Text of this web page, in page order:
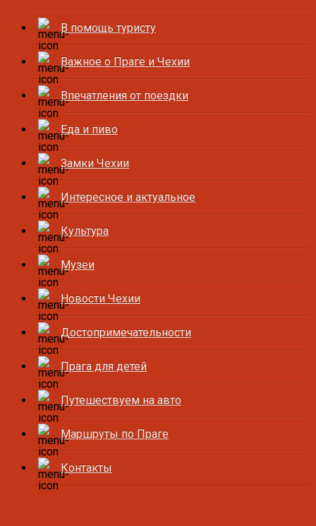
В помощь туристу
Важное о Праге и Чехии
Впечатления от поездки
Еда и пиво
Замки Чехии
Интересное и актуальное
Культура
Музеи
Новости Чехии
Достопримечательности
Прага для детей
Путешествуем на авто
Маршруты по Праге
Контакты